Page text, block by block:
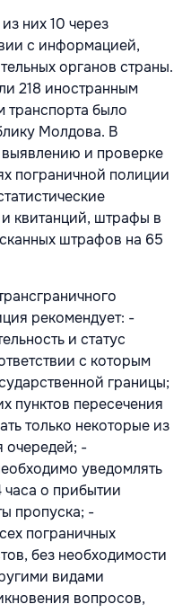
них 10 через
с информацией,
органов страны.
218 иностранным
транспорта было
Молдова. В
выявлению и проверке
пограничной полиции
и квитанций, штрафы в
штрафов на 65
рекомендует: -
и статус
с которым
границы;
пунктов пересечения
только некоторые из
очередей; -
уведомлять
о прибытии
пропуска; -
пограничных
без необходимости
видами
вопросов,